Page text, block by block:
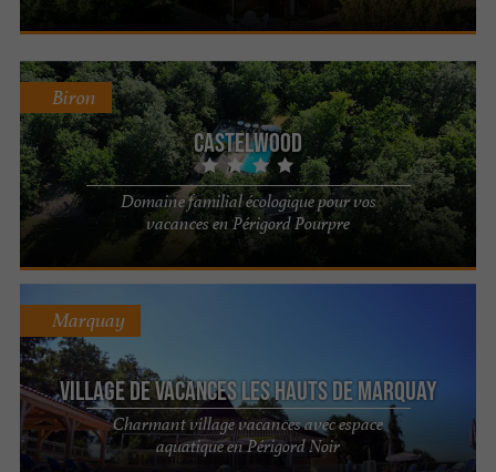
Castelwood
Domaine familial écologique pour vos
vacances en Périgord Pourpre
Biron
Village de Vacances Les Hauts de Marquay
Charmant village vacances avec espace
aquatique en Périgord Noir
Marquay